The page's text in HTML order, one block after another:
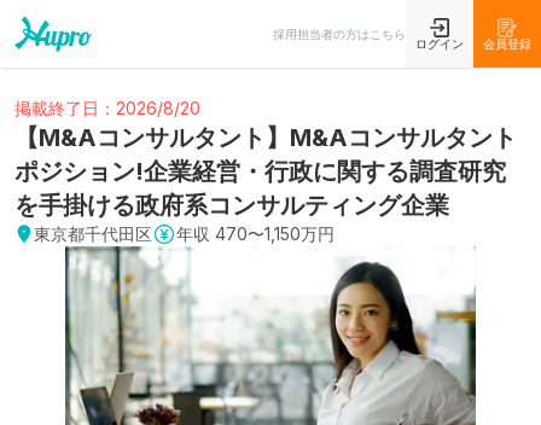
採用担当者の方はこちら
ログイン 会員登録
掲載終了日：2026/8/20
【M&Aコンサルタント】M&Aコンサルタント
ポジション!企業経営・行政に関する調査研究
を手掛ける政府系コンサルティング企業
東京都千代田区 年収 470〜1,150万円